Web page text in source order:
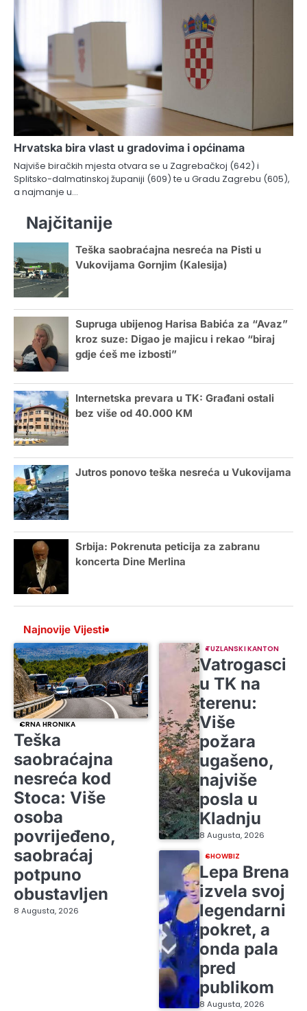
Hrvatska bira vlast u gradovima i općinama
Najviše biračkih mjesta otvara se u Zagrebačkoj (642) i
Splitsko-dalmatinskoj županiji (609) te u Gradu Zagrebu (605),
a najmanje u…
Najčitanije
Teška saobraćajna nesreća na Pisti u
Vukovijama Gornjim (Kalesija)
Supruga ubijenog Harisa Babića za “Avaz”
kroz suze: Digao je majicu i rekao “biraj
gdje ćeš me izbosti”
Internetska prevara u TK: Građani ostali
bez više od 40.000 KM
Jutros ponovo teška nesreća u Vukovijama
Srbija: Pokrenuta peticija za zabranu
koncerta Dine Merlina
Najnovije Vijesti
CRNA HRONIKA
Teška
saobraćajna
nesreća kod
Stoca: Više
osoba
povrijeđeno,
saobraćaj
potpuno
obustavljen
8 Augusta, 2026
TUZLANSKI KANTON
Vatrogasci
u TK na
terenu:
Više
požara
ugašeno,
najviše
posla u
Kladnju
8 Augusta, 2026
SHOWBIZ
Lepa Brena
izvela svoj
legendarni
pokret, a
onda pala
pred
publikom
8 Augusta, 2026